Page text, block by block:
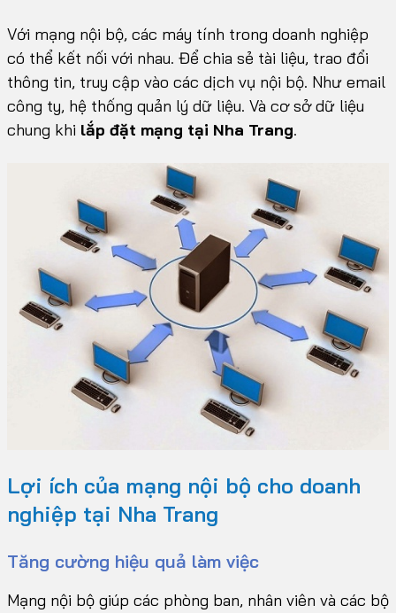
Với mạng nội bộ, các máy tính trong doanh nghiệp
có thể kết nối với nhau. Để chia sẻ tài liệu, trao đổi
thông tin, truy cập vào các dịch vụ nội bộ. Như email
công ty, hệ thống quản lý dữ liệu. Và cơ sở dữ liệu
chung khi lắp đặt mạng tại Nha Trang.
Lợi ích của mạng nội bộ cho doanh
nghiệp tại Nha Trang
Tăng cường hiệu quả làm việc
Mạng nội bộ giúp các phòng ban, nhân viên và các bộ